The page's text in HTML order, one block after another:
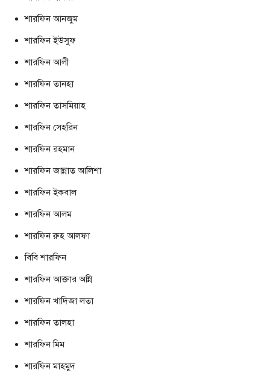
শারফিন আনজুম
শারফিন ইউসুফ
শারফিন আলী
শারফিন তানহা
শারফিন তাসমিয়াহ
শারফিন সেহরিন
শারফিন রহমান
শারফিন জান্নাত আলিশা
শারফিন ইকবাল
শারফিন আলম
শারফিন রুহ আলফা
বিবি শারফিন
শারফিন আক্তার অন্নি
শারফিন খাদিজা লতা
শারফিন তালহা
শারফিন মিম
শারফিন মাহমুদ